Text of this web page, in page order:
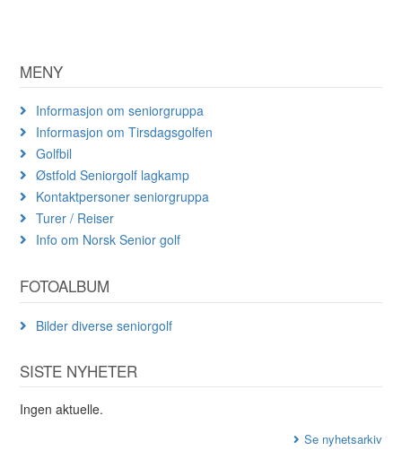
MENY
Informasjon om seniorgruppa
Informasjon om Tirsdagsgolfen
Golfbil
Østfold Seniorgolf lagkamp
Kontaktpersoner seniorgruppa
Turer / Reiser
Info om Norsk Senior golf
FOTOALBUM
Bilder diverse seniorgolf
SISTE NYHETER
Ingen aktuelle.
Se nyhetsarkiv